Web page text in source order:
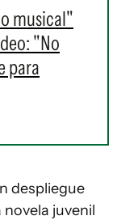
musical"
"No
para
despliegue
juvenil